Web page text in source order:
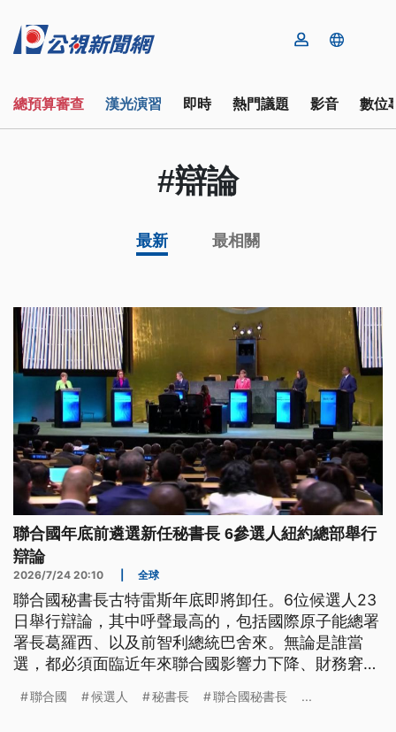
總預算審查 漢光演習 即時 熱門議題 影音 數位
#辯論
最新 最相關
聯合國年底前遴選新任秘書長 6參選人紐約總部舉行
辯論
2026/7/24 20:10 全球
聯合國秘書長古特雷斯年底即將卸任。6位候選人23
日舉行辯論，其中呼聲最高的，包括國際原子能總署
署長葛羅西、以及前智利總統巴舍來。無論是誰當
選，都必須面臨近年來聯合國影響力下降、財務窘迫
聯合國 候選人 秘書長 聯合國秘書長 ...